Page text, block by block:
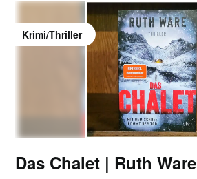
Krimi/Thriller
Das Chalet | Ruth Ware